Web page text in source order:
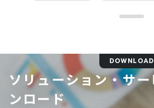
DOWNLOAD
ソリューション・サ
ンロード